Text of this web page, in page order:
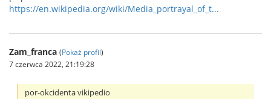
https://en.wikipedia.org/wiki/Media_portrayal_of_t...
Zam_franca (Pokaż profil)
7 czerwca 2022, 21:19:28
por-okcidenta vikipedio